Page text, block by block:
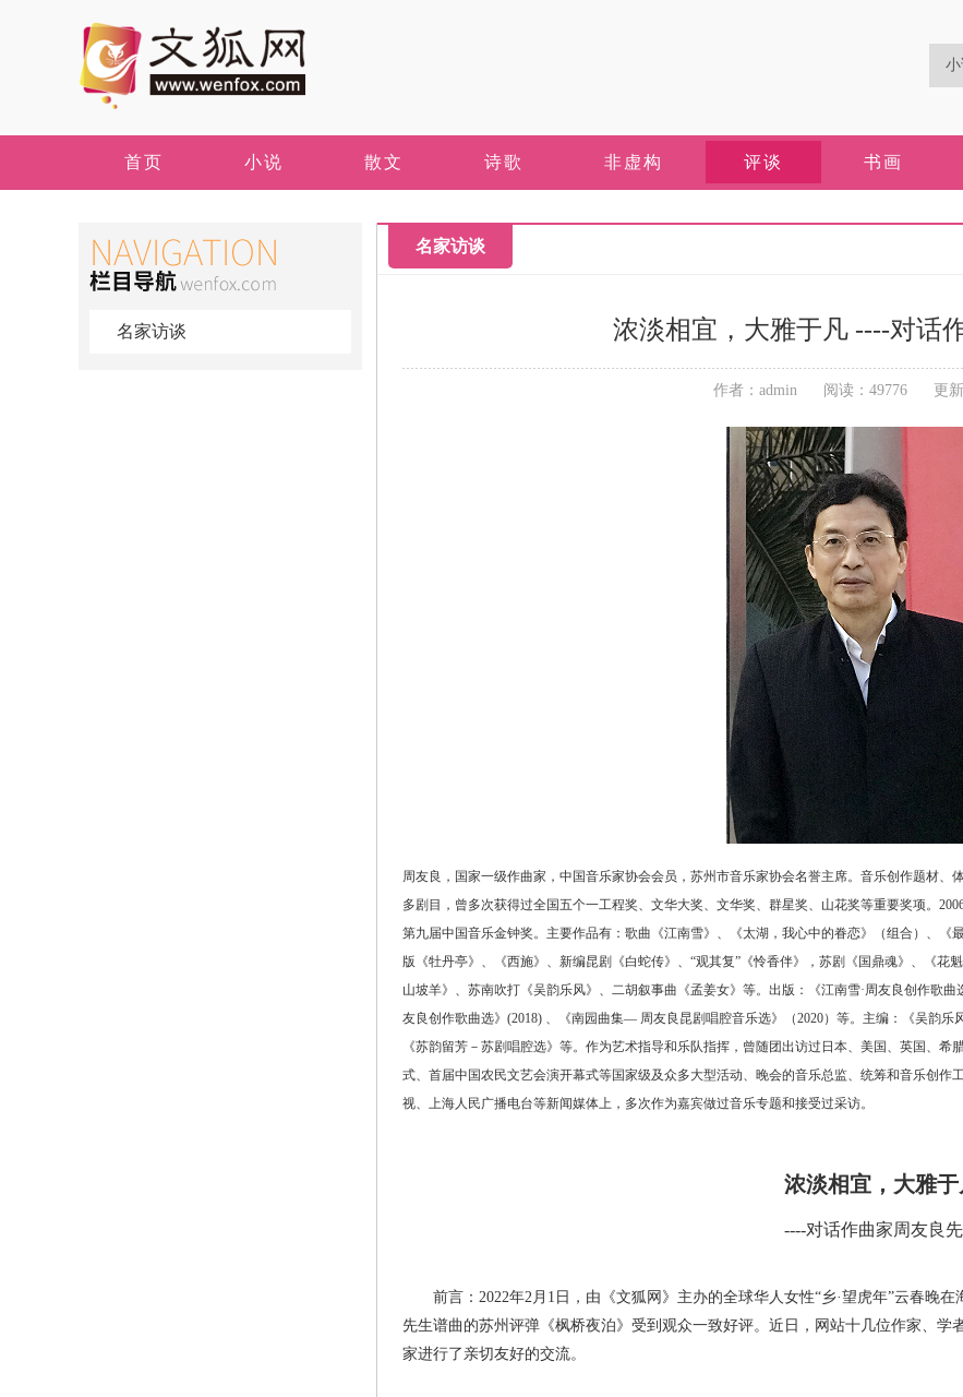
首页 小说 散文 诗歌 非虚构 评谈 书画
名家访谈
名家访谈
浓淡相宜，大雅于凡 ----对话
作者：admin 阅读：49776 更新
周友良，国家一级作曲家，中国音乐家协会会员，苏州市音乐家协会名誉主席。音乐创作题材
多剧目，曾多次获得过全国五个一工程奖、文华大奖、文华奖、群星奖、山花奖等重要奖项。
第九届中国音乐金钟奖。主要作品有：歌曲《江南雪》、《太湖，我心中的眷恋》（组合）、
版《牡丹亭》、《西施》、新编昆剧《白蛇传》、“观其复”《怜香伴》，苏剧《国鼎魂》、《花
山坡羊》、苏南吹打《吴韵乐风》、二胡叙事曲《孟姜女》等。出版：《江南雪·周友良创作歌
友良创作歌曲选》(2018) 、《南园曲集— 周友良昆剧唱腔音乐选》（2020）等。主编：《吴韵乐
《苏韵留芳－苏剧唱腔选》等。作为艺术指导和乐队指挥，曾随团出访过日本、美国、英国、
式、首届中国农民文艺会演开幕式等国家级及众多大型活动、晚会的音乐总监、统筹和音乐创
视、上海人民广播电台等新闻媒体上，多次作为嘉宾做过音乐专题和接受过采访。
浓淡相宜，大雅于
----对话作曲家周友良
前言：2022年2月1日，由《文狐网》主办的全球华人女性“乡·望虎年”云春晚在
先生谱曲的苏州评弹《枫桥夜泊》受到观众一致好评。近日，网站十几位作家、
家进行了亲切友好的交流。